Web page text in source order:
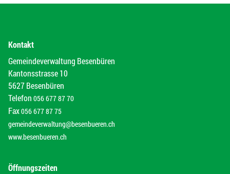
Kontakt
Gemeindeverwaltung Besenbüren
Kantonsstrasse 10
5627 Besenbüren
Telefon 056 677 87 70
Fax056 677 87 75
gemeindeverwaltung@besenbueren.ch
www.besenbueren.ch
Öffnungszeiten